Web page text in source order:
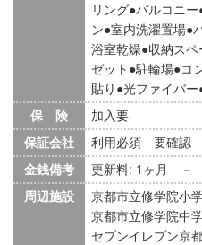
リング バルコニー
ン 室内洗濯置場
浴室乾燥 収納スペ
ゼット 駐輪場 コ
貼り 光ファイバー
保 険
加入要
保証会社
利用必須 要確認
金銭備考
更新料: 1ヶ月
－
周辺施設
京都市立修学院小
京都市立修学院中
セブンイレブン京